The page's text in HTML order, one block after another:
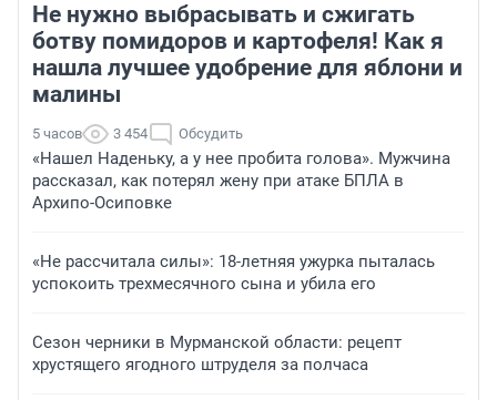
Не нужно выбрасывать и сжигать
ботву помидоров и картофеля! Как я
нашла лучшее удобрение для яблони и
малины
5 часов 3 454 Обсудить
«Нашел Наденьку, а у нее пробита голова». Мужчина
рассказал, как потерял жену при атаке БПЛА в
Архипо-Осиповке
«Не рассчитала силы»: 18-летняя ужурка пыталась
успокоить трехмесячного сына и убила его
Сезон черники в Мурманской области: рецепт
хрустящего ягодного штруделя за полчаса